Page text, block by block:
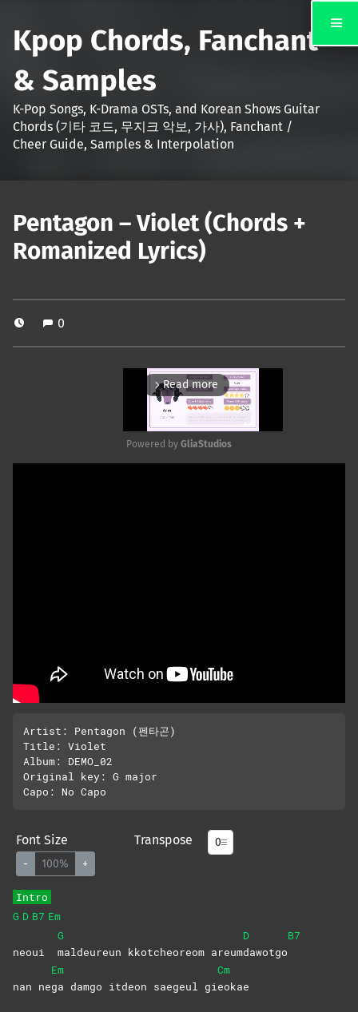
Kpop Chords, Fanchant
& Samples
K-Pop Songs, K-Drama OSTs, and Korean Shows Guitar
Chords (기타 코드, 무지크 악보, 가사), Fanchant /
Cheer Guide, Samples & Interpolation
Pentagon – Violet (Chords +
Romanized Lyrics)
0
arrow_forward_ios Read more
Powered by GliaStudios
Artist: Pentagon (펜타곤)
Title: Violet
Album: DEMO_02
Original key: G major
Font Size
- 100% +
Transpose
Intro
G D B7 Em
neoui
G
maldeureun kkotcheoreom areum
D
dawotgo
B7
nan ne
Em
ga damgo itdeon saegeul gi
Cm
eokae